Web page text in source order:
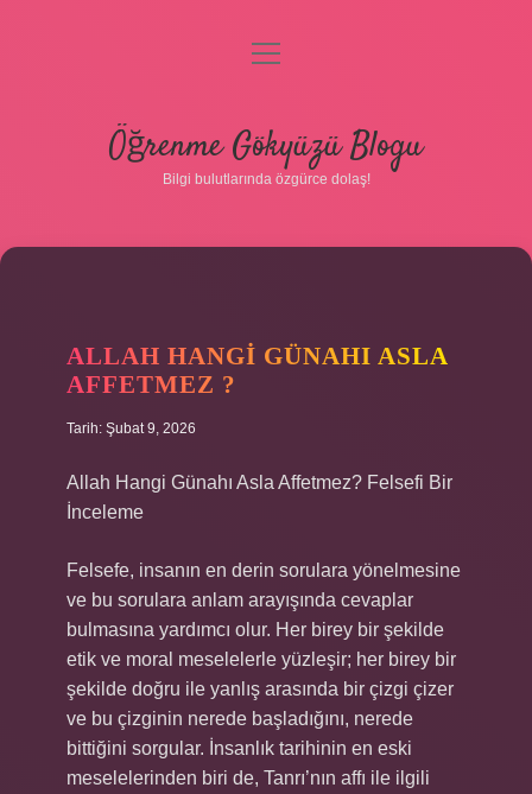
Gizlilik Politikası
Hakkımızda
menüyü
Öğrenme Gökyüzü Blogu
Bilgi bulutlarında özgürce dolaş!
ALLAH HANGI GÜNAHI ASLA
AFFETMEZ ?
Tarih: Şubat 9, 2026
Allah Hangi Günahı Asla Affetmez? Felsefi Bir
İnceleme
Felsefe, insanın en derin sorulara yönelmesine
ve bu sorulara anlam arayışında cevaplar
bulmasına yardımcı olur. Her birey bir şekilde
etik ve moral meselelerle yüzleşir; her birey bir
şekilde doğru ile yanlış arasında bir çizgi çizer
ve bu çizginin nerede başladığını, nerede
bittiğini sorgular. İnsanlık tarihinin en eski
meselelerinden biri de, Tanrı’nın affı ile ilgili